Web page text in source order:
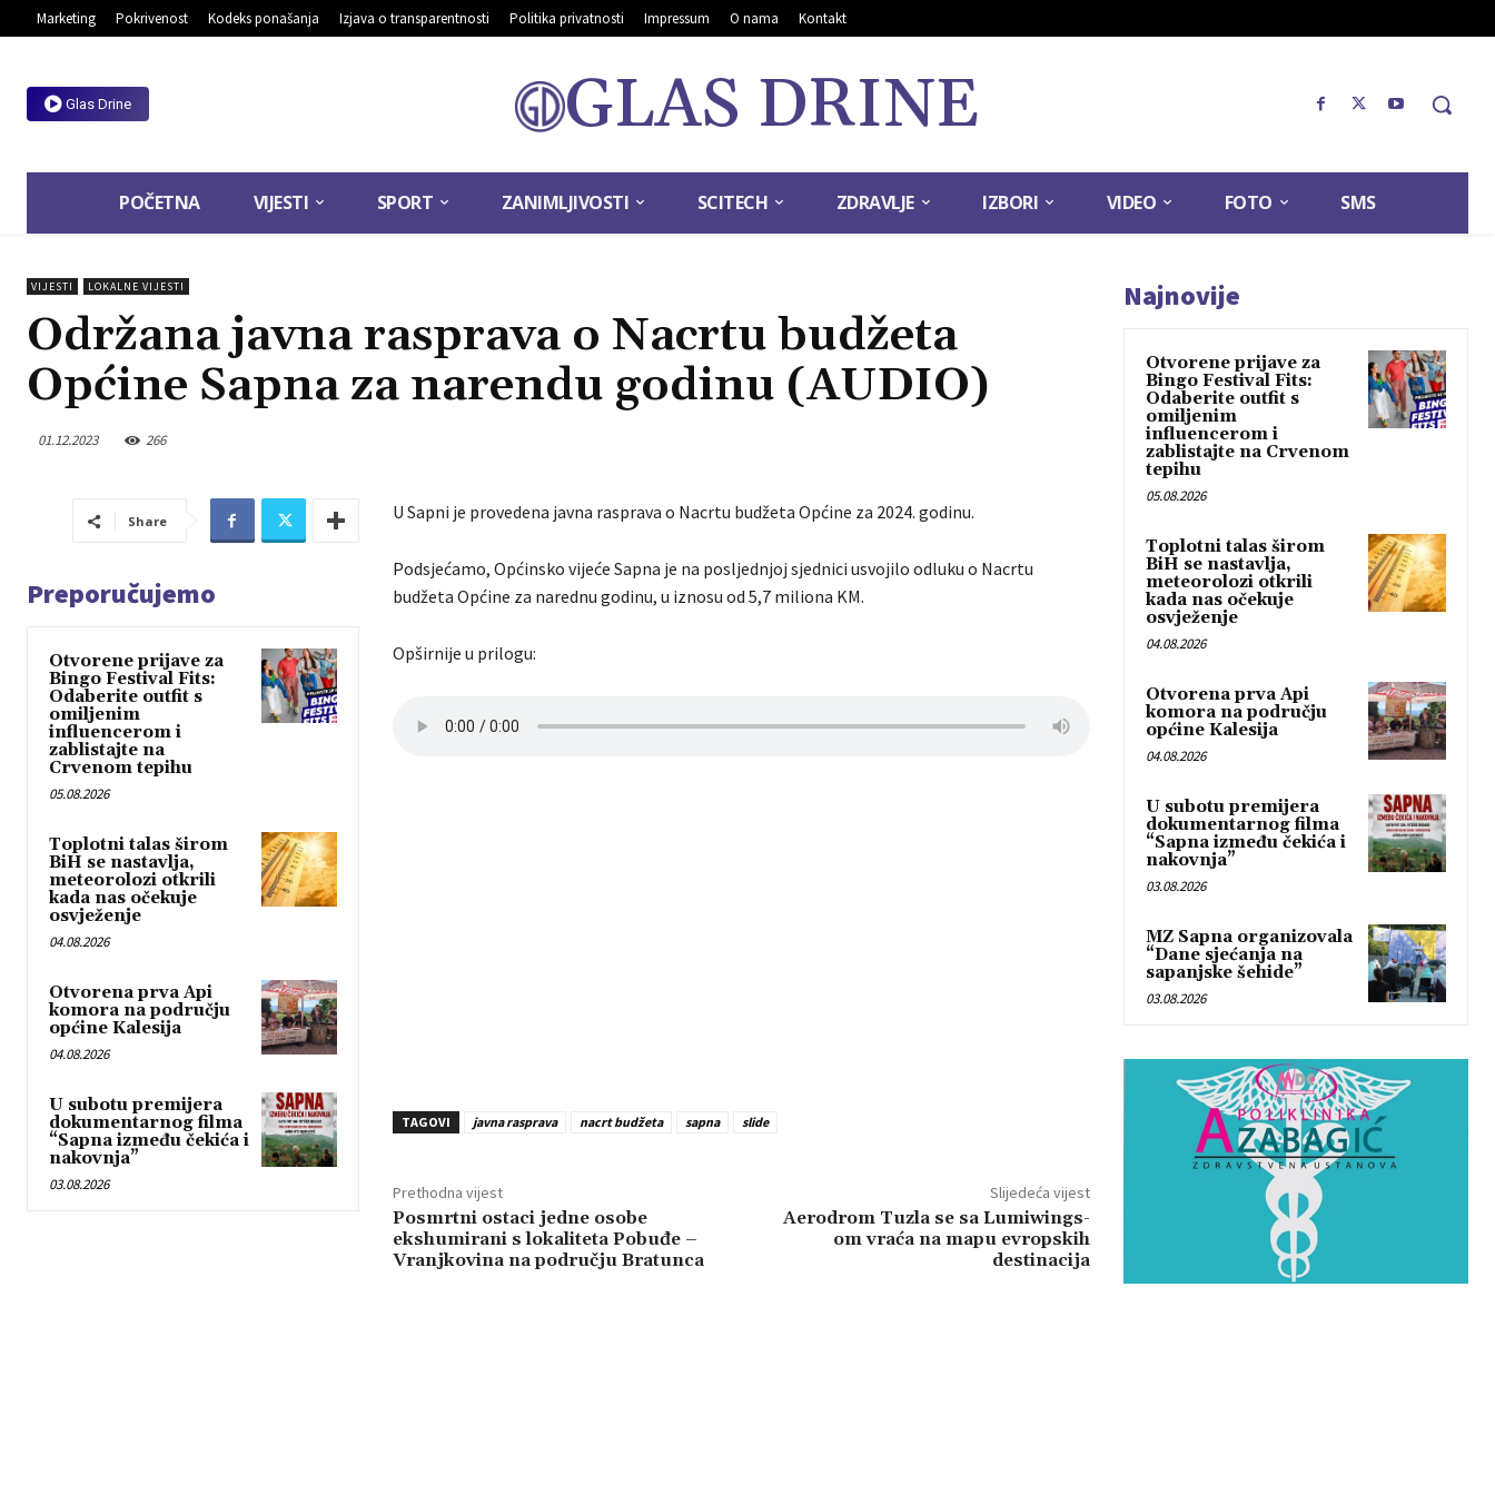
Marketing Pokrivenost Kodeks ponašanja Izjava o transparentnosti Politika privatnosti Impressum O nama Kontakt
Glas Drine GLAS DRINE
POČETNA VIJESTI SPORT ZANIMLJIVOSTI SCITECH ZDRAVLJE IZBORI VIDEO FOTO SMS
VIJESTI LOKALNE VIJESTI
Održana javna rasprava o Nacrtu budžeta
Općine Sapna za narendu godinu (AUDIO)
01.12.2023 266
Share
Preporučujemo
Otvorene prijave za
Bingo Festival Fits:
Odaberite outfit s
omiljenim
influencerom i
zablistajte na
Crvenom tepihu
05.08.2026
Toplotni talas širom
BiH se nastavlja,
meteorolozi otkrili
kada nas očekuje
osvježenje
04.08.2026
Otvorena prva Api
komora na području
općine Kalesija
04.08.2026
U subotu premijera
dokumentarnog filma
“Sapna između čekića i
nakovnja”
03.08.2026
U Sapni je provedena javna rasprava o Nacrtu budžeta Općine za 2024. godinu.
Podsjećamo, Općinsko vijeće Sapna je na posljednjoj sjednici usvojilo odluku o Nacrtu
budžeta Općine za narednu godinu, u iznosu od 5,7 miliona KM.
Opširnije u prilogu:
TAGOVI javna rasprava nacrt budžeta sapna slide
Prethodna vijest
Posmrtni ostaci jedne osobe
ekshumirani s lokaliteta Pobuđe –
Vranjkovina na području Bratunca
Slijedeća vijest
Aerodrom Tuzla se sa Lumiwings-
om vraća na mapu evropskih
destinacija
Najnovije
Otvorene prijave za
Bingo Festival Fits:
Odaberite outfit s
omiljenim
influencerom i
zablistajte na Crvenom
tepihu
05.08.2026
Toplotni talas širom
BiH se nastavlja,
meteorolozi otkrili
kada nas očekuje
osvježenje
04.08.2026
Otvorena prva Api
komora na području
općine Kalesija
04.08.2026
U subotu premijera
dokumentarnog filma
“Sapna između čekića i
nakovnja”
03.08.2026
MZ Sapna organizovala
“Dane sjećanja na
sapanjske šehide”
03.08.2026